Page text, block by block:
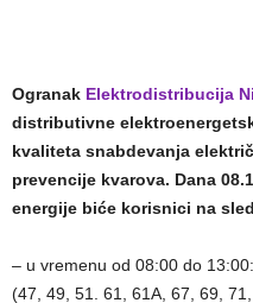
Ogranak Elektrodistribucija
distributivne
kvaliteta snabdevanja
prevencije kvarova. Dana
energije biće korisnici na
– u vremenu od 08:00 do
(47, 49, 51. 61, 61A, 67, 69,